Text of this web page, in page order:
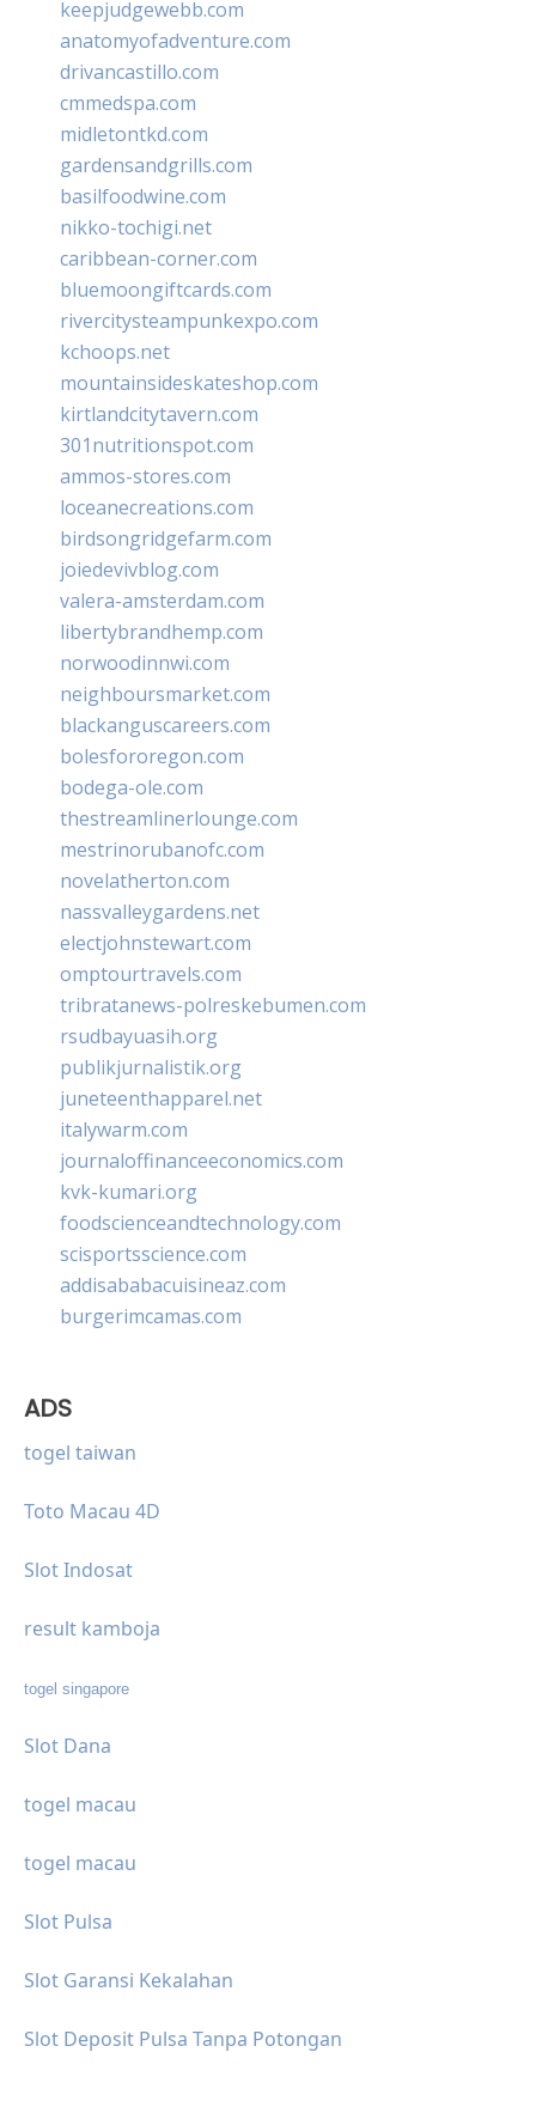
keepjudgewebb.com
anatomyofadventure.com
drivancastillo.com
cmmedspa.com
midletontkd.com
gardensandgrills.com
basilfoodwine.com
nikko-tochigi.net
caribbean-corner.com
bluemoongiftcards.com
rivercitysteampunkexpo.com
kchoops.net
mountainsideskateshop.com
kirtlandcitytavern.com
301nutritionspot.com
ammos-stores.com
loceanecreations.com
birdsongridgefarm.com
joiedevivblog.com
valera-amsterdam.com
libertybrandhemp.com
norwoodinnwi.com
neighboursmarket.com
blackanguscareers.com
bolesfororegon.com
bodega-ole.com
thestreamlinerlounge.com
mestrinorubanofc.com
novelatherton.com
nassvalleygardens.net
electjohnstewart.com
omptourtravels.com
tribratanews-polreskebumen.com
rsudbayuasih.org
publikjurnalistik.org
juneteenthapparel.net
italywarm.com
journaloffinanceeconomics.com
kvk-kumari.org
foodscienceandtechnology.com
scisportsscience.com
addisababacuisineaz.com
burgerimcamas.com
ADS
togel taiwan
Toto Macau 4D
Slot Indosat
result kamboja
togel singapore
Slot Dana
togel macau
togel macau
Slot Pulsa
Slot Garansi Kekalahan
Slot Deposit Pulsa Tanpa Potongan